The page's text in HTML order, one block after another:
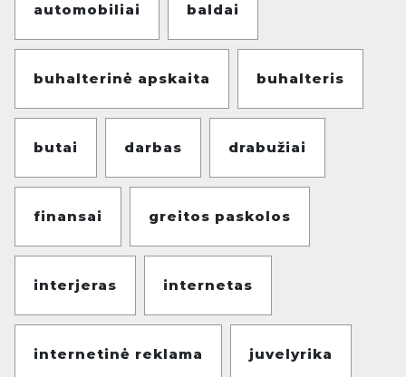
automobiliai baldai
buhalterinė apskaita buhalteris
butai darbas drabužiai
finansai greitos paskolos
interjeras internetas
internetinė reklama juvelyrika